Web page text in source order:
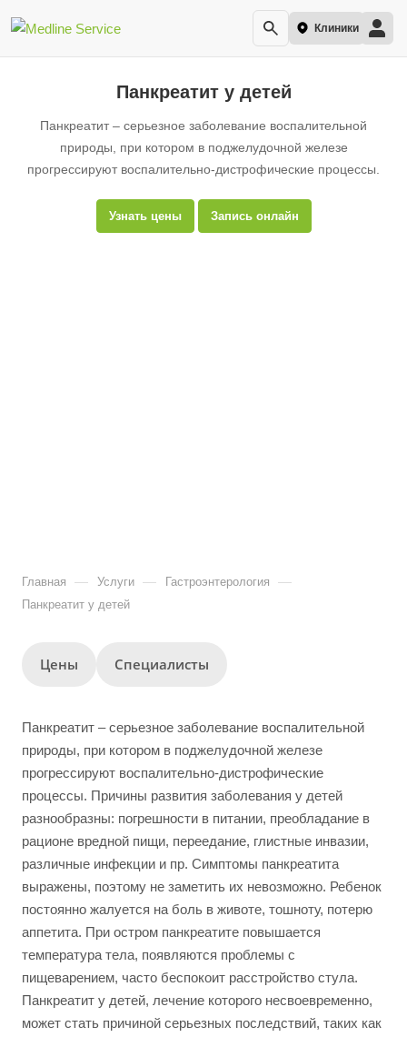
Клиники
Панкреатит у детей
Панкреатит – серьезное заболевание воспалительной
природы, при котором в поджелудочной железе
прогрессируют воспалительно-дистрофические процессы.
Узнать цены Запись онлайн
Главная — Услуги — Гастроэнтерология —
Панкреатит у детей
Цены Специалисты
Панкреатит – серьезное заболевание воспалительной
природы, при котором в поджелудочной железе
прогрессируют воспалительно-дистрофические
процессы. Причины развития заболевания у детей
разнообразны: погрешности в питании, преобладание в
рационе вредной пищи, переедание, глистные инвазии,
различные инфекции и пр. Симптомы панкреатита
выражены, поэтому не заметить их невозможно. Ребенок
постоянно жалуется на боль в животе, тошноту, потерю
аппетита. При остром панкреатите повышается
температура тела, появляются проблемы с
пищеварением, часто беспокоит расстройство стула.
Панкреатит у детей, лечение которого несвоевременно,
может стать причиной серьезных последствий, таких как